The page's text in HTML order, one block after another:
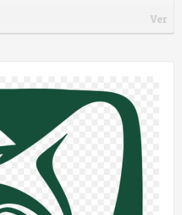
Ver